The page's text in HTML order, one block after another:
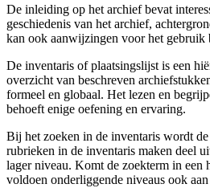
De inleiding op het archief bevat
geschiedenis van het archief,
kan ook aanwijzingen voor het gebruik
De inventaris of plaatsingslijst is een
overzicht van beschreven
formeel en globaal. Het lezen en
behoeft enige oefening en ervaring.
Bij het zoeken in de inventaris wordt
rubrieken in de inventaris maken deel
lager niveau. Komt de zoekterm in een
voldoen onderliggende niveaus ook